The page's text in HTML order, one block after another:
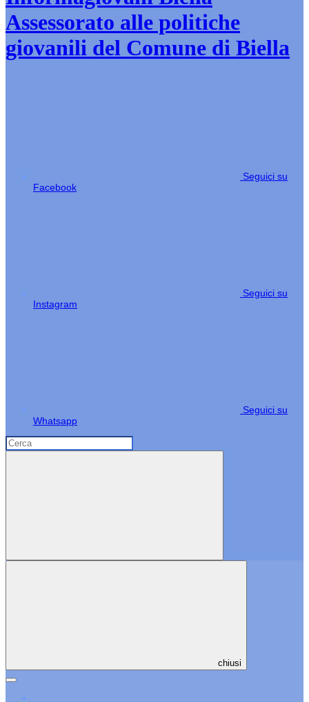
Assessorato alle politiche
giovanili del Comune di Biella
Seguici su
Facebook
Seguici su
Instagram
Seguici su
Whatsapp
chiusi